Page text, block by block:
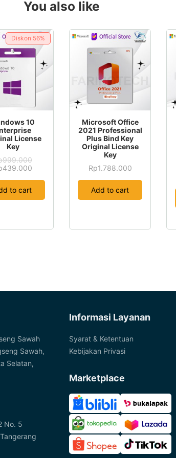
You also like
Diskon 56%
10
License
Key
999.000
439.000
to cart
Microsoft Office
2021 Professional
Plus Bind Key
Original License
Key
Rp1.788.000
Add to cart
Sawah
Sawah,
Selatan,
No. 5
Informasi Layanan
Syarat & Ketentuan
Kebijakan Privasi
Marketplace